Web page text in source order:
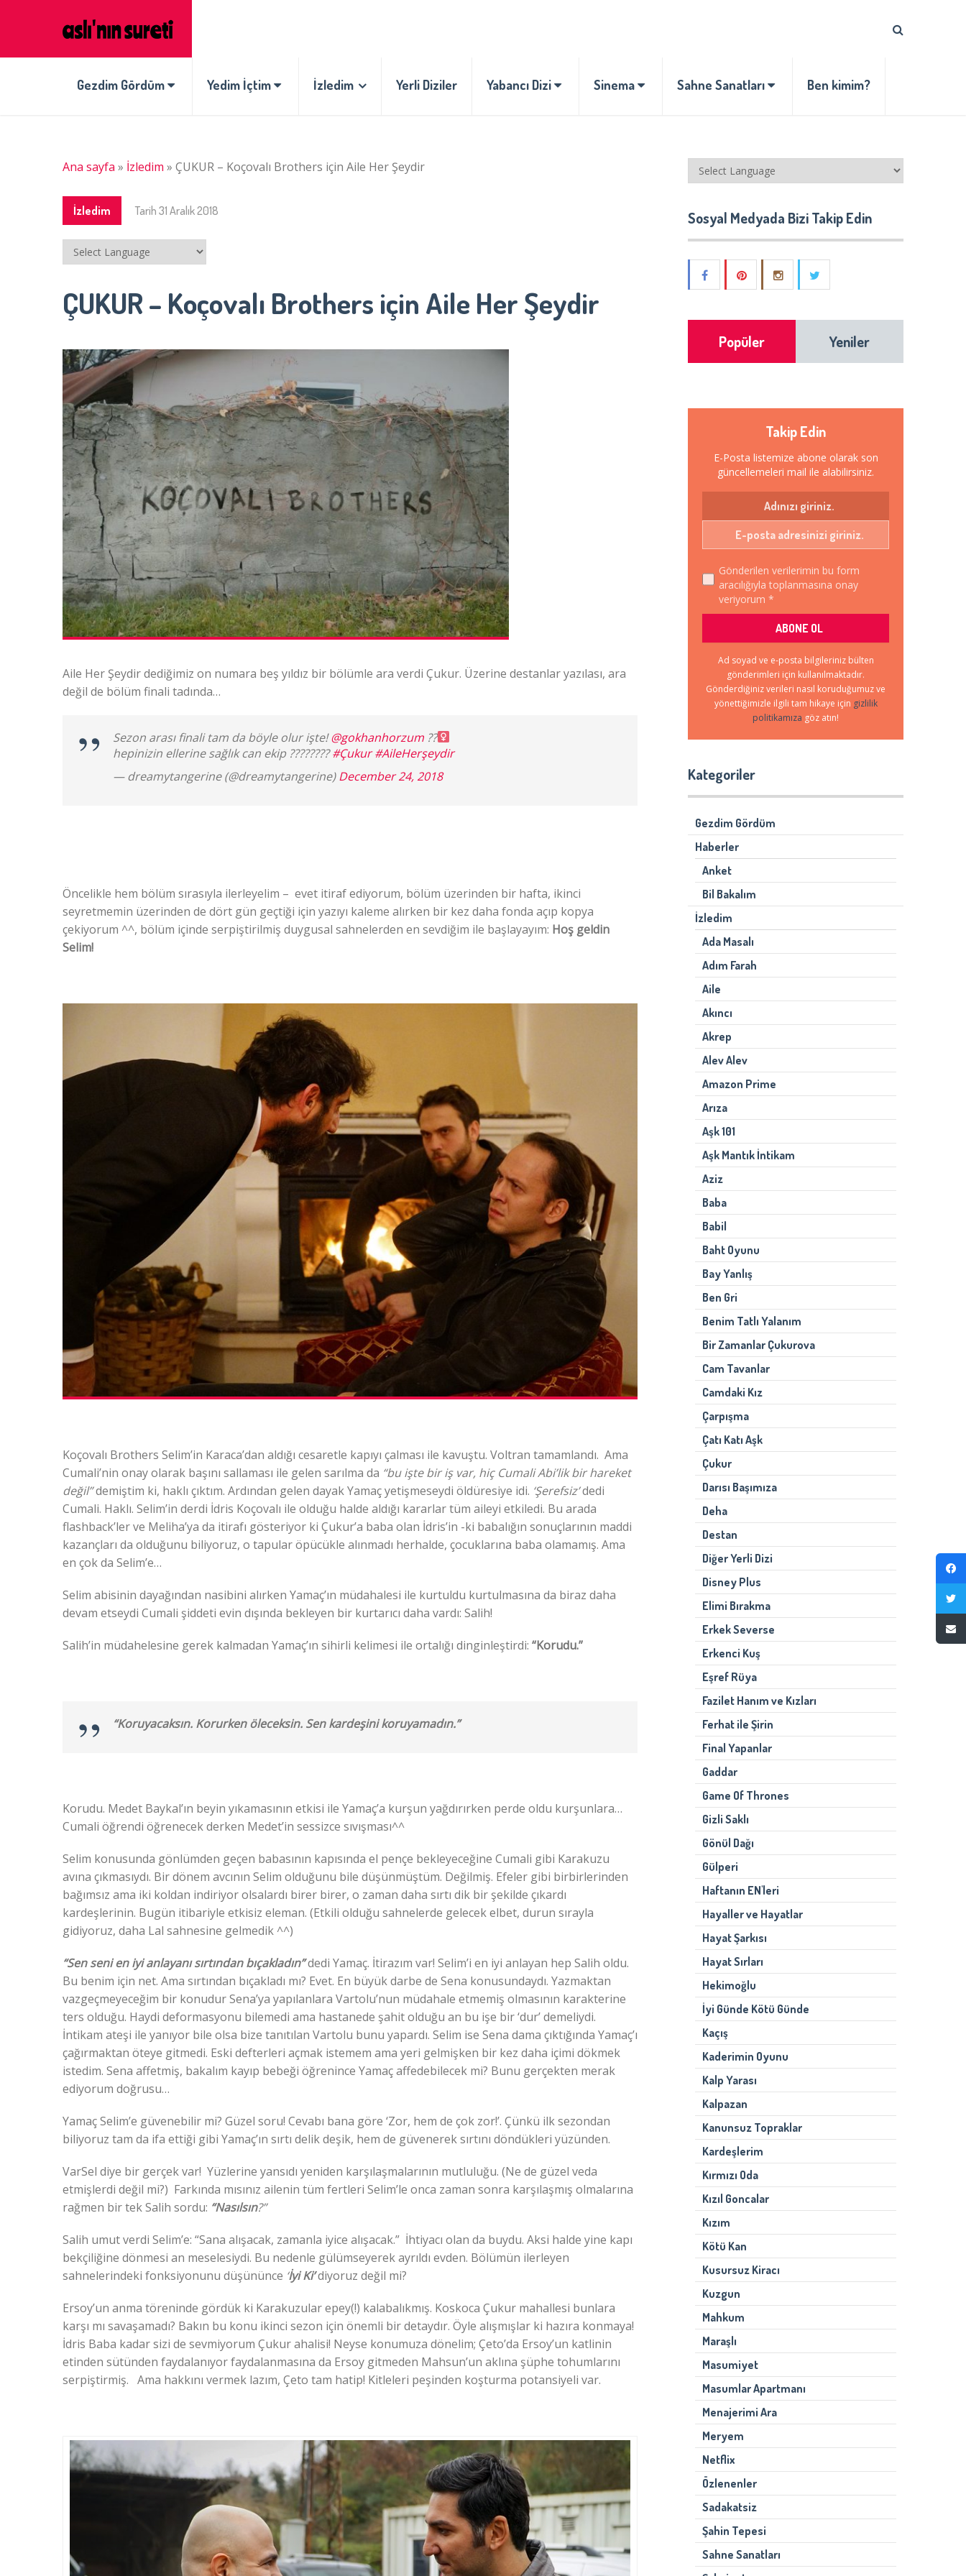
Gezdim Gördüm Yedim İçtim İzledim Yerli Diziler Yabancı Dizi Sinema Sahne Sanatları Ben kimim?
Ana sayfa » İzledim » ÇUKUR – Koçovalı Brothers için Aile Her Şeydir
İzledim Tarih 31 Aralık 2018
ÇUKUR – Koçovalı Brothers için Aile Her Şeydir
Aile Her Şeydir dediğimiz on numara beş yıldız bir bölümle ara verdi Çukur. Üzerine destanlar yazılası, ara
değil de bölüm finali tadında…
Sezon arası finali tam da böyle olur işte!@gokhanhorzum ??‍
hepinizin ellerine sağlık can ekip ????????#Çukur #AileHerşeydir
— dreamytangerine (@dreamytangerine)December 24, 2018
Öncelikle hem bölüm sırasıyla ilerleyelim – evet itiraf ediyorum, bölüm üzerinden bir hafta, ikinci
seyretmemin üzerinden de dört gün geçtiği için yazıyı kaleme alırken bir kez daha fonda açıp kopya
çekiyorum ^^, bölüm içinde serpiştirilmiş duygusal sahnelerden en sevdiğim ile başlayayım: Hoş geldin
Selim!
Koçovalı Brothers Selim’in Karaca’dan aldığı cesaretle kapıyı çalması ile kavuştu. Voltran tamamlandı. Ama
Cumali’nin onay olarak başını sallaması ile gelen sarılma da “bu işte bir iş var, hiç Cumali Abi’lik bir hareket
değil”demiştim ki, haklı çıktım. Ardından gelen dayak Yamaç yetişmeseydi öldüresiye idi. ‘Şerefsiz’dedi
Cumali. Haklı. Selim’in derdi İdris Koçovalı ile olduğu halde aldığı kararlar tüm aileyi etkiledi. Bu arada
flashback’ler ve Meliha’ya da itirafı gösteriyor ki Çukur’a baba olan İdris’in -ki babalığın sonuçlarının maddi
kazançları da olduğunu biliyoruz, o tapular öpücükle alınmadı herhalde, çocuklarına baba olamamış. Ama
en çok da Selim’e…
Selim abisinin dayağından nasibini alırken Yamaç’ın müdahalesi ile kurtuldu kurtulmasına da biraz daha
devam etseydi Cumali şiddeti evin dışında bekleyen bir kurtarıcı daha vardı: Salih!
Salih’in müdahelesine gerek kalmadan Yamaç’ın sihirli kelimesi ile ortalığı dinginleştirdi: “Korudu.”
“Koruyacaksın. Korurken öleceksin. Sen kardeşini koruyamadın.”
Korudu. Medet Baykal’ın beyin yıkamasının etkisi ile Yamaç’a kurşun yağdırırken perde oldu kurşunlara…
Cumali öğrendi öğrenecek derken Medet’in sessizce sıvışması^^
Selim konusunda gönlümden geçen babasının kapısında el pençe bekleyeceğine Cumali gibi Karakuzu
avına çıkmasıydı. Bir dönem avcının Selim olduğunu bile düşünmüştüm. Değilmiş. Efeler gibi birbirlerinden
bağımsız ama iki koldan indiriyor olsalardı birer birer, o zaman daha sırtı dik bir şekilde çıkardı
kardeşlerinin. Bugün itibariyle etkisiz eleman. (Etkili olduğu sahnelerde gelecek elbet, durun sırayla
gidiyoruz, daha Lal sahnesine gelmedik ^^)
“Sen seni en iyi anlayanı sırtından bıçakladın”dedi Yamaç. İtirazım var! Selim’i en iyi anlayan hep Salih oldu.
Bu benim için net. Ama sırtından bıçakladı mı? Evet. En büyük darbe de Sena konusundaydı. Yazmaktan
vazgeçmeyeceğim bir konudur Sena’ya yapılanlara Vartolu’nun müdahale etmemiş olmasının karakterine
ters olduğu. Haydi deformasyonu bilemedi ama hastanede şahit olduğu an bu işe bir ‘dur’ demeliydi.
İntikam ateşi ile yanıyor bile olsa bize tanıtılan Vartolu bunu yapardı. Selim ise Sena dama çıktığında Yamaç’ı
çağırmaktan öteye gitmedi. Eski defterleri açmak istemem ama yeri gelmişken bir kez daha içimi dökmek
istedim. Sena affetmiş, bakalım kayıp bebeği öğrenince Yamaç affedebilecek mi? Bunu gerçekten merak
ediyorum doğrusu…
Yamaç Selim’e güvenebilir mi? Güzel soru! Cevabı bana göre ‘Zor, hem de çok zor!’. Çünkü ilk sezondan
biliyoruz tam da ifa ettiği gibi Yamaç’ın sırtı delik deşik, hem de güvenerek sırtını döndükleri yüzünden.
VarSel diye bir gerçek var! Yüzlerine yansıdı yeniden karşılaşmalarının mutluluğu. (Ne de güzel veda
etmişlerdi değil mi?) Farkında mısınız ailenin tüm fertleri Selim’le onca zaman sonra karşılaşmış olmalarına
rağmen bir tek Salih sordu: “Nasılsın?”
Salih umut verdi Selim’e: “Sana alışacak, zamanla iyice alışacak.” İhtiyacı olan da buydu. Aksi halde yine kapı
bekçiliğine dönmesi an meselesiydi. Bu nedenle gülümseyerek ayrıldı evden. Bölümün ilerleyen
sahnelerindeki fonksiyonunu düşününce ‘İyi Ki’diyoruz değil mi?
Ersoy’un anma töreninde gördük ki Karakuzular epey(!) kalabalıkmış. Koskoca Çukur mahallesi bunlara
karşı mı savaşamadı? Bakın bu konu ikinci sezon için önemli bir detaydır. Öyle alışmışlar ki hazıra konmaya!
İdris Baba kadar sizi de sevmiyorum Çukur ahalisi! Neyse konumuza dönelim; Çeto’da Ersoy’un katlinin
etinden sütünden faydalanıyor faydalanmasına da Ersoy gitmeden Mahsun’un aklına şüphe tohumlarını
serpiştirmiş. Ama hakkını vermek lazım, Çeto tam hatip! Kitleleri peşinden koşturma potansiyeli var.
Sosyal Medyada Bizi Takip Edin
Popüler Yeniler
Takip Edin
E-Posta listemize abone olarak son
güncellemeleri mail ile alabilirsiniz.
Gönderilen verilerimin bu form
aracılığıyla toplanmasına onay
veriyorum *
Ad soyad ve e-posta bilgileriniz bülten
gönderimleri için kullanılmaktadır.
Gönderdiğiniz verileri nasıl koruduğumuz ve
yönettiğimizle ilgili tam hikaye için gizlilik
politikamıza göz atın!
Kategoriler
Gezdim Gördüm
Haberler
Anket
Bil Bakalım
İzledim
Ada Masalı
Adım Farah
Aile
Akıncı
Akrep
Alev Alev
Amazon Prime
Arıza
Aşk 101
Aşk Mantık İntikam
Aziz
Baba
Babil
Baht Oyunu
Bay Yanlış
Ben Gri
Benim Tatlı Yalanım
Bir Zamanlar Çukurova
Cam Tavanlar
Camdaki Kız
Çarpışma
Çatı Katı Aşk
Çukur
Darısı Başımıza
Deha
Destan
Diğer Yerli Dizi
Disney Plus
Elimi Bırakma
Erkek Severse
Erkenci Kuş
Eşref Rüya
Fazilet Hanım ve Kızları
Ferhat ile Şirin
Final Yapanlar
Gaddar
Game Of Thrones
Gizli Saklı
Gönül Dağı
Gülperi
Haftanın EN'leri
Hayaller ve Hayatlar
Hayat Şarkısı
Hayat Sırları
Hekimoğlu
İyi Günde Kötü Günde
Kaçış
Kaderimin Oyunu
Kalp Yarası
Kalpazan
Kanunsuz Topraklar
Kardeşlerim
Kırmızı Oda
Kızıl Goncalar
Kızım
Kötü Kan
Kusursuz Kiracı
Kuzgun
Mahkum
Maraşlı
Masumiyet
Masumlar Apartmanı
Menajerimi Ara
Meryem
Netflix
Özlenenler
Sadakatsiz
Şahin Tepesi
Sahne Sanatları